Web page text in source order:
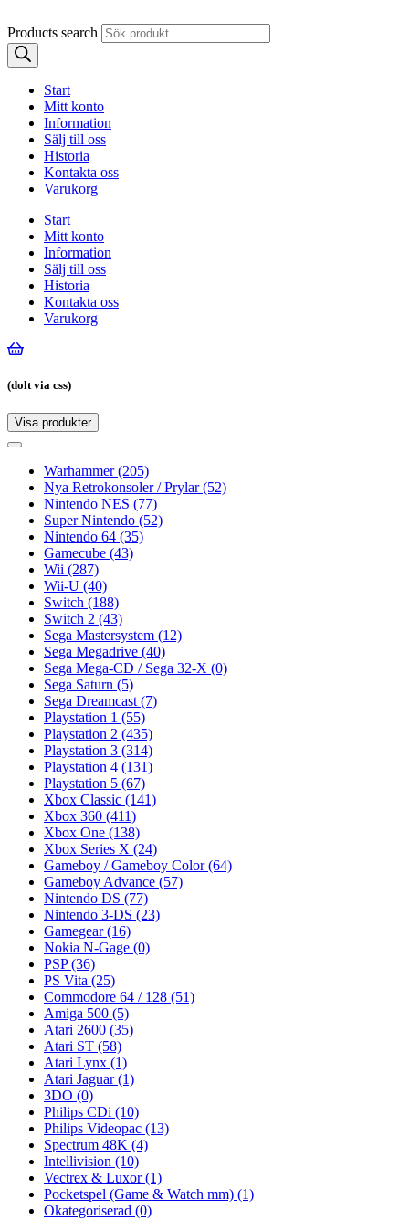
Products search
Start
Mitt konto
Information
Sälj till oss
Historia
Kontakta oss
Varukorg
Start
Mitt konto
Information
Sälj till oss
Historia
Kontakta oss
Varukorg
(dolt via css)
Visa produkter
Toggle
Toggle
navigationWarhammer(205)
Nya Retrokonsoler / Prylar(52)
Nintendo NES (77)
Super Nintendo (52)
Nintendo 64 (35)
Gamecube (43)
Wii (287)
Wii-U (40)
Switch (188)
Switch 2 (43)
Sega Mastersystem (12)
Sega Megadrive (40)
Sega Mega-CD / Sega 32-X (0)
Sega Saturn (5)
Sega Dreamcast (7)
Playstation 1 (55)
Playstation 2 (435)
Playstation 3 (314)
Playstation 4 (131)
Playstation 5 (67)
Xbox Classic (141)
Xbox 360 (411)
Xbox One (138)
Xbox Series X (24)
Gameboy / Gameboy Color(64)
Gameboy Advance (57)
Nintendo DS (77)
Nintendo 3-DS (23)
Gamegear(16)
Nokia N-Gage (0)
PSP(36)
PS Vita (25)
Commodore 64 / 128 (51)
Amiga 500 (5)
Atari 2600 (35)
Atari ST (58)
Atari Lynx (1)
Atari Jaguar(1)
3DO (0)
Philips CDi (10)
Philips Videopac (13)
Spectrum 48K (4)
Intellivision (10)
Vectrex & Luxor(1)
Pocketspel (Game & Watch mm) (1)
Okategoriserad (0)